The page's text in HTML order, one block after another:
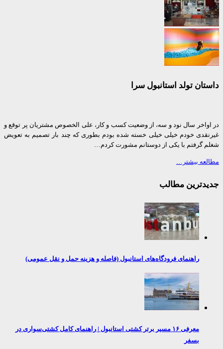
تولد استانبول سرا
سال نود و سه، از وضعیت کسب و کار، علی الخصوص مشتریان پر توقع و
خودم خیلی خیلی خسته شده بودم بطوری که چند بار تصمیم به تعویض
گرفتم با یکی از دوستانم مشورت کردم…
بیشتر…
مطالب
راهنمای فرودگاه‌های استانبول (فاصله و هزینه حمل و نقل عمومی)
معرفی ۱۶ مسیر برتر کشتی استانبول | راهنمای کامل کشتی‌سواری در